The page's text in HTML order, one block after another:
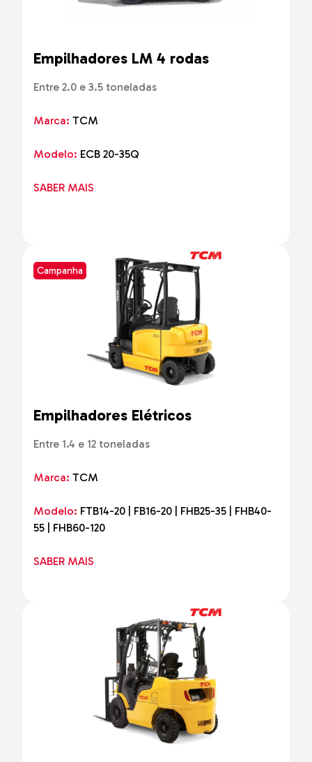
Empilhadores LM 4 rodas
Entre 2.0 e 3.5 toneladas
Marca: TCM
Modelo: ECB 20-35Q
SABER MAIS
Campanha
Empilhadores Elétricos
Entre 1.4 e 12 toneladas
Marca: TCM
Modelo: FTB14-20 | FB16-20 | FHB25-35 | FHB40-
55 | FHB60-120
SABER MAIS